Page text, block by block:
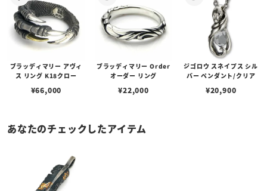
ブラッディマリー アヴィ
ス リング K18クロー
¥66,000
ブラッディマリー Order
オーダー リング
¥22,000
ジゴロウ スネイプス シル
バー ペンダント/クリア
¥20,900
あなたのチェックしたアイテム